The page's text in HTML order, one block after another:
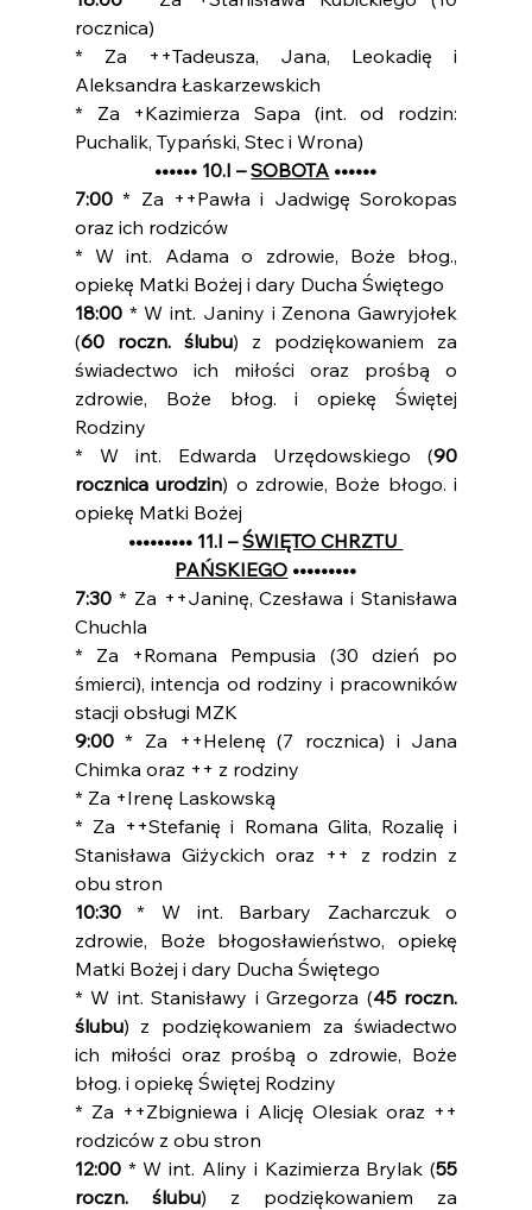
rocznica)
* Za ++Tadeusza, Jana, Leokadię i
Aleksandra Łaskarzewskich
* Za +Kazimierza Sapa (int. od rodzin:
Puchalik, Typański, Stec i Wrona)
•••••• 10.I – SOBOTA ••••••
7:00 * Za ++Pawła i Jadwigę Sorokopas
oraz ich rodziców
* W int. Adama o zdrowie, Boże błog.,
opiekę Matki Bożej i dary Ducha Świętego
18:00 * W int. Janiny i Zenona Gawryjołek
(60 roczn. ślubu) z podziękowaniem za
świadectwo ich miłości oraz prośbą o
zdrowie, Boże błog. i opiekę Świętej
Rodziny
* W int. Edwarda Urzędowskiego (90
rocznica urodzin) o zdrowie, Boże błogo. i
opiekę Matki Bożej
••••••••• 11.I – ŚWIĘTO CHRZTU
PAŃSKIEGO •••••••••
7:30 * Za ++Janinę, Czesława i Stanisława
Chuchla
* Za +Romana Pempusia (30 dzień po
śmierci), intencja od rodziny i pracowników
stacji obsługi MZK
9:00 * Za ++Helenę (7 rocznica) i Jana
Chimka oraz ++ z rodziny
* Za +Irenę Laskowską
* Za ++Stefanię i Romana Glita, Rozalię i
Stanisława Giżyckich oraz ++ z rodzin z
obu stron
10:30 * W int. Barbary Zacharczuk o
zdrowie, Boże błogosławieństwo, opiekę
Matki Bożej i dary Ducha Świętego
* W int. Stanisławy i Grzegorza (45 roczn.
ślubu) z podziękowaniem za świadectwo
ich miłości oraz prośbą o zdrowie, Boże
błog. i opiekę Świętej Rodziny
* Za ++Zbigniewa i Alicję Olesiak oraz ++
rodziców z obu stron
12:00 * W int. Aliny i Kazimierza Brylak (55
roczn. ślubu) z podziękowaniem za